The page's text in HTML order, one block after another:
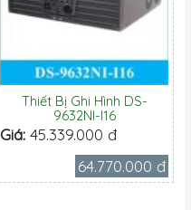
Thiết Bị Ghi Hình DS-
9632NI-I16
Giá: 45.339.000 đ
64.770.000 đ